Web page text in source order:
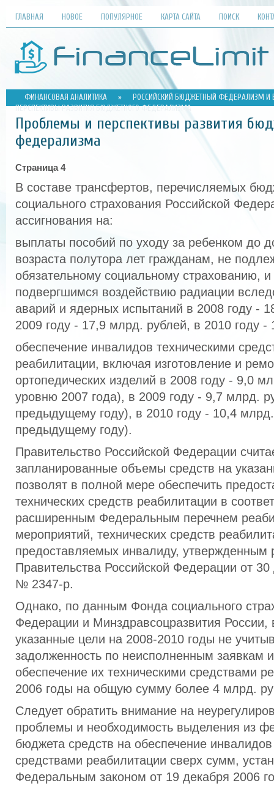
ГЛАВНАЯ НОВОЕ ПОПУЛЯРНОЕ КАРТА САЙТА ПОИСК
ФИНАНСОВАЯ АНАЛИТИКА »
РОССИЙСКИЙ БЮДЖЕТНЫЙ ФЕДЕРАЛИЗМ И
ПЕРСПЕКТИВЫ РАЗВИТИЯ БЮДЖЕТНОГО ФЕДЕРАЛИЗМА
Проблемы и перспективы развития
федерализма
Страница 4
В составе трансфертов, перечисляемых
социального страхования Российской
ассигнования на:
выплаты пособий по уходу за ребенком до
возраста полутора лет гражданам, не
обязательному социальному страхованию,
подвергшимся воздействию радиации
аварий и ядерных испытаний в 2008 году -
2009 году - 17,9 млрд. рублей, в 2010 году
обеспечение инвалидов техническими
реабилитации, включая изготовление и
ортопедических изделий в 2008 году - 9,0
уровню 2007 года), в 2009 году - 9,7 млрд.
предыдущему году), в 2010 году - 10,4
предыдущему году).
Правительство Российской Федерации
запланированные объемы средств на
позволят в полной мере обеспечить
технических средств реабилитации в
расширенным Федеральным перечнем
мероприятий, технических средств
предоставляемых инвалиду, утвержденным
Правительства Российской Федерации от
№ 2347-р.
Однако, по данным Фонда социального
Федерации и Минздравсоцразвития России,
указанные цели на 2008-2010 годы не
задолженность по неисполненным заявкам
обеспечение их техническими средствами
2006 годы на общую сумму более 4 млрд.
Следует обратить внимание на
проблемы и необходимость выделения из
бюджета средств на обеспечение
средствами реабилитации сверх сумм,
Федеральным законом от 19 декабря 2006